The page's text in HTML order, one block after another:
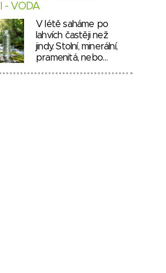
- VODA
V létě saháme po
lahvích častěji než
jindy. Stolní, minerální,
pramenitá, nebo…